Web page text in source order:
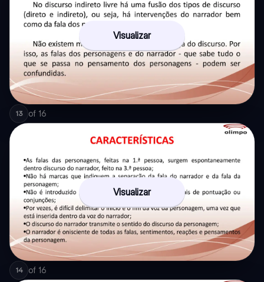
Visualizar
13 of 16
Visualizar
14 of 16